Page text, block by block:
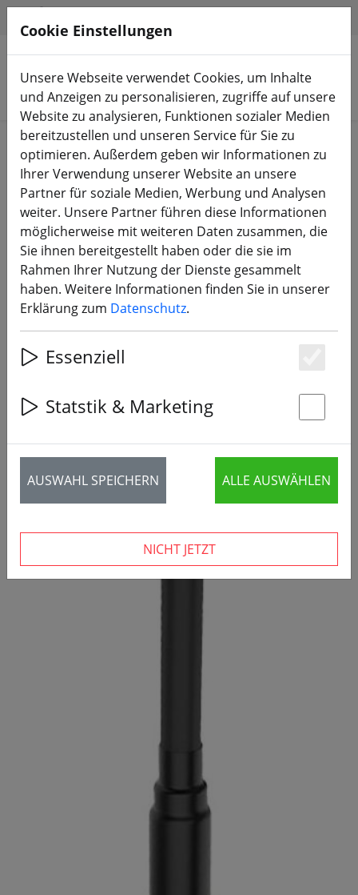
Produkte suchen
Start Bauteile FPV Antennen
Foxeer FPV Antenne Lollipop V3
RHCP MMCX Straight rot 2er
25% SPAREN
Cookie Einstellungen
Unsere Webseite verwendet Cookies, um Inhalte
und Anzeigen zu personalisieren, zugriffe auf unsere
Website zu analysieren, Funktionen sozialer Medien
bereitzustellen und unseren Service für Sie zu
optimieren. Außerdem geben wir Informationen zu
Ihrer Verwendung unserer Website an unsere
Partner für soziale Medien, Werbung und Analysen
weiter. Unsere Partner führen diese Informationen
möglicherweise mit weiteren Daten zusammen, die
Sie ihnen bereitgestellt haben oder die sie im
Rahmen Ihrer Nutzung der Dienste gesammelt
haben. Weitere Informationen finden Sie in unserer
Erklärung zum Datenschutz.
Essenziell
Statstik & Marketing
AUSWAHL SPEICHERN ALLE AUSWÄHLEN
NICHT JETZT